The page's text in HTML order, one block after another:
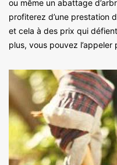
ou même un abattage
profiterez d’une prestation
et cela à des prix qui
plus, vous pouvez